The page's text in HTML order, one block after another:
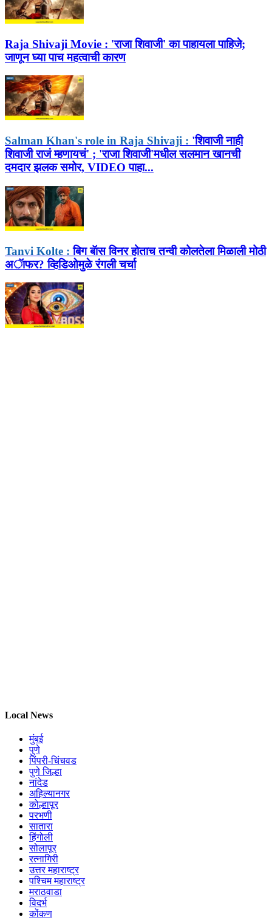
Raja Shivaji Movie : 'राजा शिवाजी' का पाहायला पाहिजे;
जाणून घ्या पाच महत्वाची कारण
Salman Khan's role in Raja Shivaji : 'शिवाजी नाही
शिवाजी राजं म्हणायचं' ; 'राजा शिवाजी'मधील सलमान खानची
दमदार झलक समोर, VIDEO पाहा...
Tanvi Kolte : बिग बॅास विनर होताच तन्वी कोलतेला मिळाली मोठी
अॅाफर? व्हिडिओमुळे रंगली चर्चा
Local News
मुंबई
पुणे
पिंपरी-चिंचवड
पुणे जिल्हा
नांदेड
अहिल्यानगर
कोल्हापूर
परभणी
सातारा
हिंगोली
सोलापूर
रत्नागिरी
उत्तर महाराष्ट्र
पश्चिम महाराष्ट्र
मराठवाडा
विदर्भ
कोंकण